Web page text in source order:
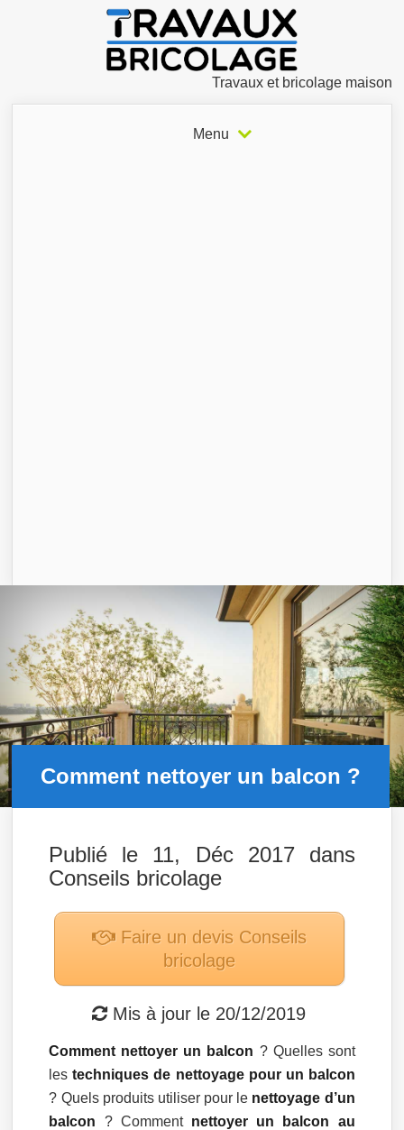
Travaux et bricolage maison
Menu
Comment nettoyer un balcon ?
Publié le 11, Déc 2017 dans
Conseils bricolage
Faire un devis Conseils
bricolage
Mis à jour le 20/12/2019
Comment nettoyer un balcon ? Quelles sont
lestechniques de nettoyage pour un balcon
? Quels produits utiliser pour le nettoyage d’un
balcon ? Comment nettoyer un balcon au